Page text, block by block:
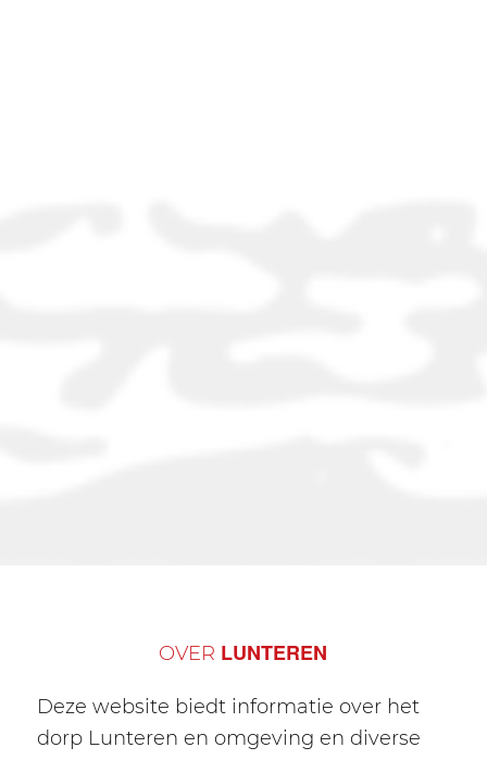
OVER LUNTEREN
Deze website biedt informatie over het
dorp Lunteren en omgeving en diverse